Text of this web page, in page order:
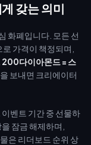
갖는 의미
화폐입니다. 모든 선
가격이 책정되며,
200다이아몬드 = 스
보내면 크리에이터
벤트 기간 중 선물하
잠금 해제하며,
은 리더보드 순위 상